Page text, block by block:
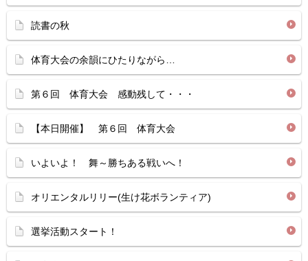
読書の秋
体育大会の余韻にひたりながら…
第６回 体育大会 感動残して・・・
【本日開催】 第６回 体育大会
いよいよ！ 舞～勝ちある戦いへ！
オリエンタルリリー(生け花ボランティア)
選挙活動スタート！